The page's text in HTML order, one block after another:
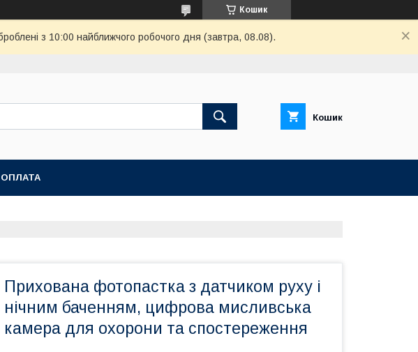
Кошик
з 10:00 найближчого робочого дня (завтра, 08.08).
Кошик
Прихована фотопастка з датчиком руху і
нічним баченням, цифрова мисливська
камера для охорони та спостереження